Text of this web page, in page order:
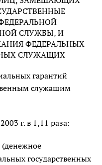
СЛУЖБЫ, И
ФЕДЕРАЛЬНЫХ
СЛУЖАЩИХ
гарантий
служащим
г. в 1,11 раза:
государственных